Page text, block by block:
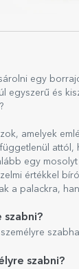
egy
egyszerű és
amelyek
egy
értékkel
a palackra,
szabni?
szabni?